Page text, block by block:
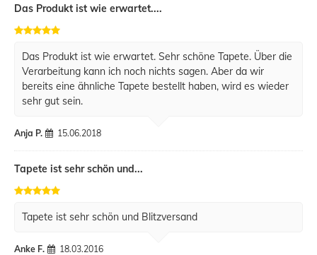
Das Produkt ist wie erwartet....
Das Produkt ist wie erwartet. Sehr schöne Tapete. Über die
Verarbeitung kann ich noch nichts sagen. Aber da wir
bereits eine ähnliche Tapete bestellt haben, wird es wieder
sehr gut sein.
Anja P. 15.06.2018
Tapete ist sehr schön und...
Tapete ist sehr schön und Blitzversand
Anke F. 18.03.2016